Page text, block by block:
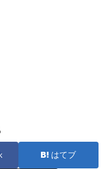
はてブ